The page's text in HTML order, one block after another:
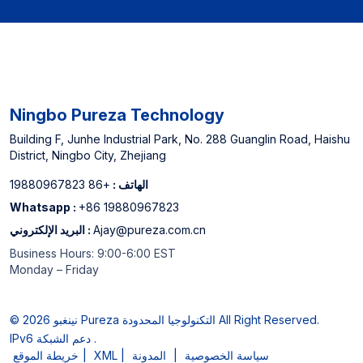
Ningbo Pureza Technology
Building F, Junhe Industrial Park, No. 288 Guanglin Road, Haishu
District, Ningbo City, Zhejiang
الهاتف : +86 19880967823
Whatsapp : +86 19880967823
البريد الإلكتروني : Ajay@pureza.com.cn
Business Hours: 9:00-6:00 EST
Monday – Friday
© 2026 نينغبو Pureza التكنولوجيا المحدودة All Right Reserved.
IPv6 دعم الشبكة .
خريطة الموقع
XML المدونة سياسة الخصوصية